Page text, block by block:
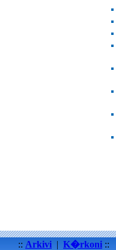
:: Arkivi | K�rkoni ::